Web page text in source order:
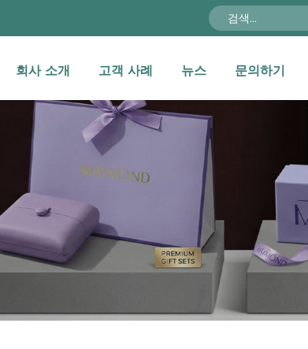
회사 소개 고객 사례 뉴스 문의하기